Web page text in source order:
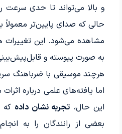
و بالا می‌تواند تا حدی سرعت
حالی که صدای پایین‌تر معمولاً
مشاهده می‌شود. این
به صورت پیوسته و
هرچند موسیقی با ضرباهنگ
اما یافته‌های علمی درباره
این حال، تجربه نشان داده که
بعضی از رانندگان را به